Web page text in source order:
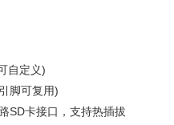
定义)
脚可复用)
卡接口，支持热插拔